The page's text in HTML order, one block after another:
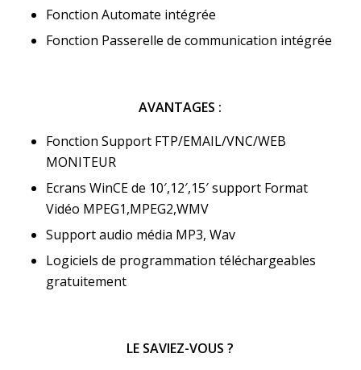
Fonction Automate intégrée
Fonction Passerelle de communication intégrée
AVANTAGES :
Fonction Support FTP/EMAIL/VNC/WEB
MONITEUR
Ecrans WinCE de 10′,12′,15′ support Format
Vidéo MPEG1,MPEG2,WMV
Support audio média MP3, Wav
Logiciels de programmation téléchargeables
gratuitement
LE SAVIEZ-VOUS ?